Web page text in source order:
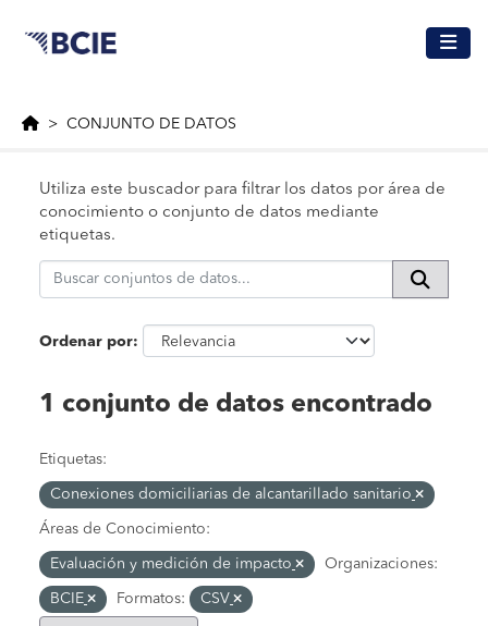
CONJUNTO DE DATOS
Utiliza este buscador para filtrar los datos por área de
conocimiento o conjunto de datos mediante
etiquetas.
Ordenar por
1 conjunto de datos encontrado
Etiquetas:
Conexiones domiciliarias de alcantarillado sanitario
Áreas de Conocimiento:
Evaluación y medición de impacto Organizaciones:
BCIE Formatos: CSV